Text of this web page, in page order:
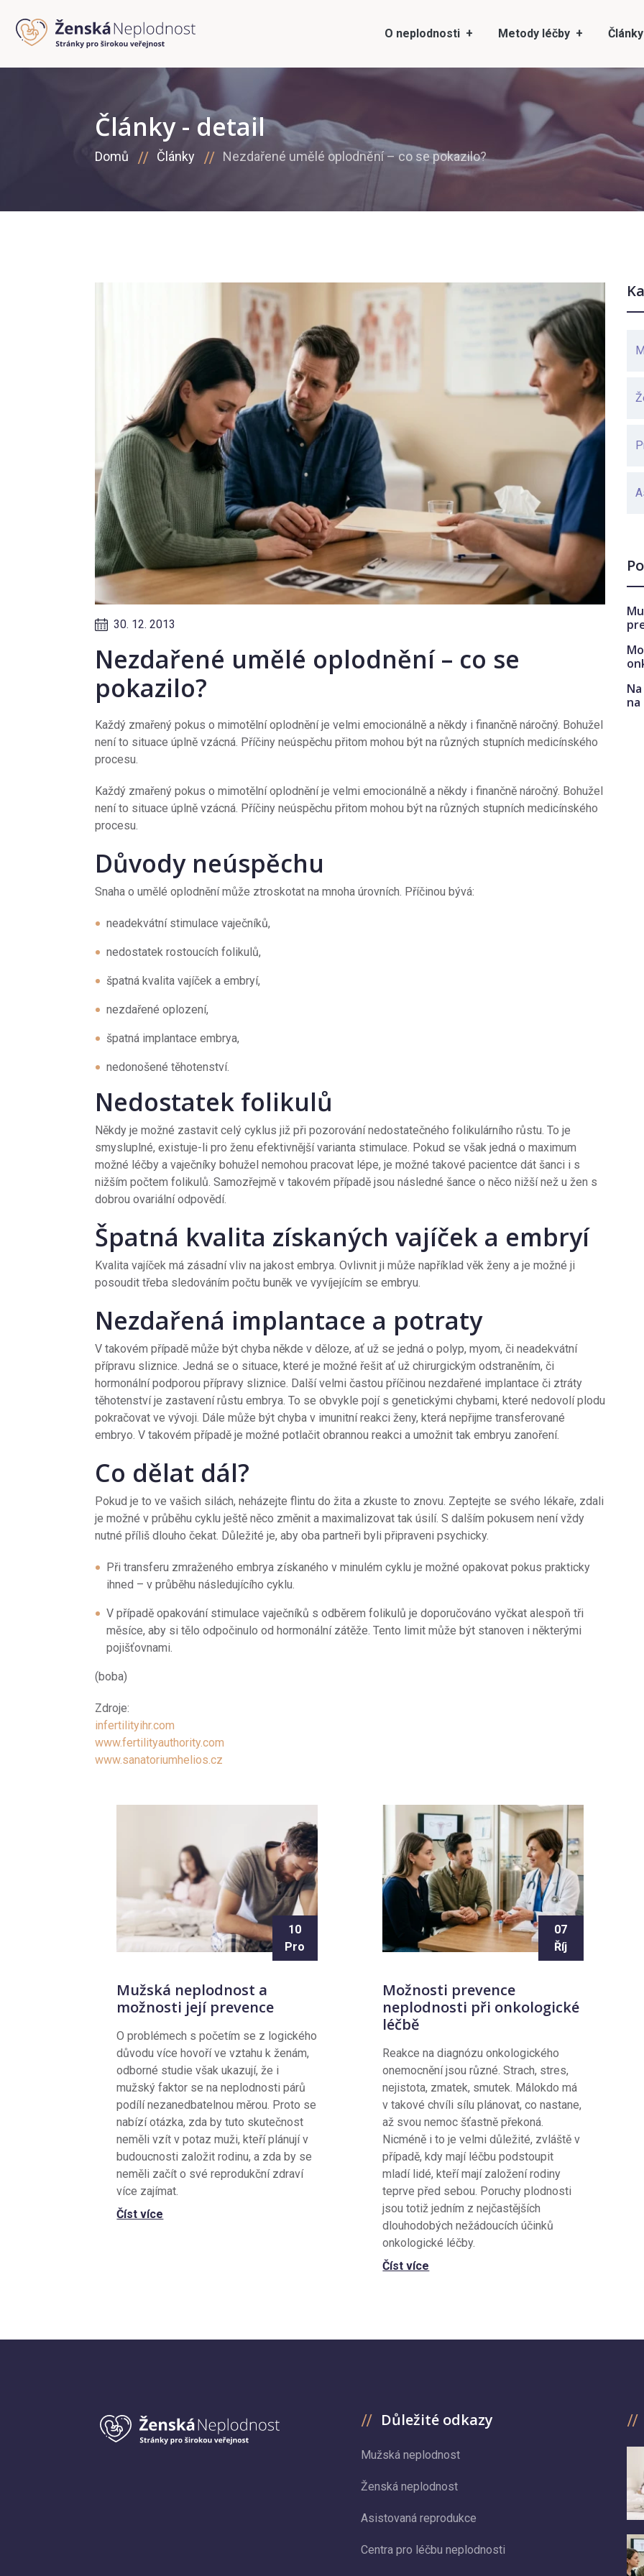
O neplodnosti Metody léčby Články
Články - detail
Domů Články Nezdařené umělé oplodnění – co se pokazilo?
30. 12. 2013
Nezdařené umělé oplodnění – co se
pokazilo?
Každý zmařený pokus o mimotělní oplodnění je velmi emocionálně a někdy i finančně náročný. Bohužel
není to situace úplně vzácná. Příčiny neúspěchu přitom mohou být na různých stupních medicínského
procesu.
Každý zmařený pokus o mimotělní oplodnění je velmi emocionálně a někdy i finančně náročný. Bohužel
není to situace úplně vzácná. Příčiny neúspěchu přitom mohou být na různých stupních medicínského
procesu.
Důvody neúspěchu
Snaha o umělé oplodnění může ztroskotat na mnoha úrovních. Příčinou bývá:
neadekvátní stimulace vaječníků,
nedostatek rostoucích folikulů,
špatná kvalita vajíček a embryí,
nezdařené oplození,
špatná implantace embrya,
nedonošené těhotenství.
Nedostatek folikulů
Někdy je možné zastavit celý cyklus již při pozorování nedostatečného folikulárního růstu. To je
smysluplné, existuje-li pro ženu efektivnější varianta stimulace. Pokud se však jedná o maximum
možné léčby a vaječníky bohužel nemohou pracovat lépe, je možné takové pacientce dát šanci i s
nižším počtem folikulů. Samozřejmě v takovém případě jsou následné šance o něco nižší než u žen s
dobrou ovariální odpovědí.
Špatná kvalita získaných vajíček a embryí
Kvalita vajíček má zásadní vliv na jakost embrya. Ovlivnit ji může například věk ženy a je možné ji
posoudit třeba sledováním počtu buněk ve vyvíjejícím se embryu.
Nezdařená implantace a potraty
V takovém případě může být chyba někde v děloze, ať už se jedná o polyp, myom, či neadekvátní
přípravu sliznice. Jedná se o situace, které je možné řešit ať už chirurgickým odstraněním, či
hormonální podporou přípravy sliznice. Další velmi častou příčinou nezdařené implantace či ztráty
těhotenství je zastavení růstu embrya. To se obvykle pojí s genetickými chybami, které nedovolí plodu
pokračovat ve vývoji. Dále může být chyba v imunitní reakci ženy, která nepřijme transferované
embryo. V takovém případě je možné potlačit obrannou reakci a umožnit tak embryu zanoření.
Co dělat dál?
Pokud je to ve vašich silách, neházejte flintu do žita a zkuste to znovu. Zeptejte se svého lékaře, zdali
je možné v průběhu cyklu ještě něco změnit a maximalizovat tak úsilí. S dalším pokusem není vždy
nutné příliš dlouho čekat. Důležité je, aby oba partneři byli připraveni psychicky.
Při transferu zmraženého embrya získaného v minulém cyklu je možné opakovat pokus prakticky
ihned – v průběhu následujícího cyklu.
V případě opakování stimulace vaječníků s odběrem folikulů je doporučováno vyčkat alespoň tři
měsíce, aby si tělo odpočinulo od hormonální zátěže. Tento limit může být stanoven i některými
pojišťovnami.
(boba)
Zdroje:
infertilityihr.com
www.fertilityauthority.com
www.sanatoriumhelios.cz
10
Pro
Mužská neplodnost a
možnosti její prevence
O problémech s početím se z logického
důvodu více hovoří ve vztahu k ženám,
odborné studie však ukazují, že i
mužský faktor se na neplodnosti párů
podílí nezanedbatelnou měrou. Proto se
nabízí otázka, zda by tuto skutečnost
neměli vzít v potaz muži, kteří plánují v
budoucnosti založit rodinu, a zda by se
neměli začít o své reprodukční zdraví
více zajímat.
Číst více
07
Říj
Možnosti prevence
neplodnosti při onkologické
léčbě
Reakce na diagnózu onkologického
onemocnění jsou různé. Strach, stres,
nejistota, zmatek, smutek. Málokdo má
v takové chvíli sílu plánovat, co nastane,
až svou nemoc šťastně překoná.
Nicméně i to je velmi důležité, zvláště v
případě, kdy mají léčbu podstoupit
mladí lidé, kteří mají založení rodiny
teprve před sebou. Poruchy plodnosti
jsou totiž jedním z nejčastějších
dlouhodobých nežádoucích účinků
onkologické léčby.
Číst více
Důležité odkazy
Mužská neplodnost
Ženská neplodnost
Asistovaná reprodukce
Centra pro léčbu neplodnosti